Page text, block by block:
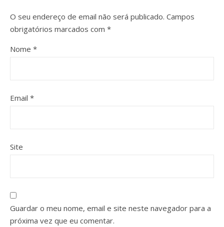
O seu endereço de email não será publicado. Campos
obrigatórios marcados com *
Nome *
Email *
Site
Guardar o meu nome, email e site neste navegador para a
próxima vez que eu comentar.